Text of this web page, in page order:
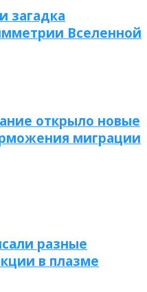
загадка
Вселенной
открыло новые
миграции
разные
в плазме